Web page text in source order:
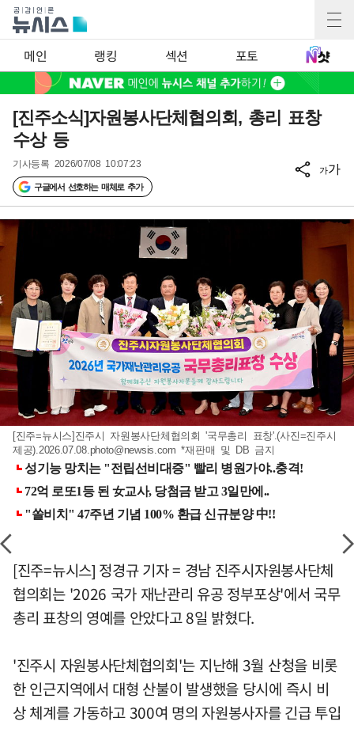
메인 랭킹 섹션 포토
[진주소식]자원봉사단체협의회, 총리 표창
수상 등
기사등록 2026/07/08 10:07:23
구글에서 선호하는 매체로 추가
가가
[진주=뉴시스]진주시 자원봉사단체협의회 '국무총리 표창'.(사진=진주시
제공).2026.07.08.photo@newsis.com *재판매 및 DB 금지
[진주=뉴시스] 정경규 기자 = 경남 진주시자원봉사단체
협의회는 '2026 국가 재난관리 유공 정부포상'에서 국무
총리 표창의 영예를 안았다고 8일 밝혔다.
'진주시 자원봉사단체협의회'는 지난해 3월 산청을 비롯
한 인근지역에서 대형 산불이 발생했을 당시에 즉시 비
상 체계를 가동하고 300여 명의 자원봉사자를 긴급 투입